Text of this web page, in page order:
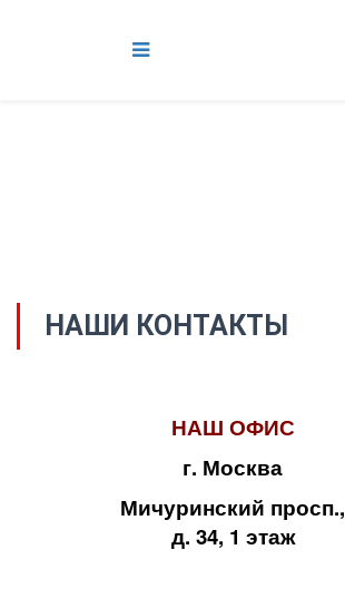
НАШИ КОНТАКТЫ
НАШ ОФИС
г. Москва
Мичуринский просп.,
д. 34, 1 этаж